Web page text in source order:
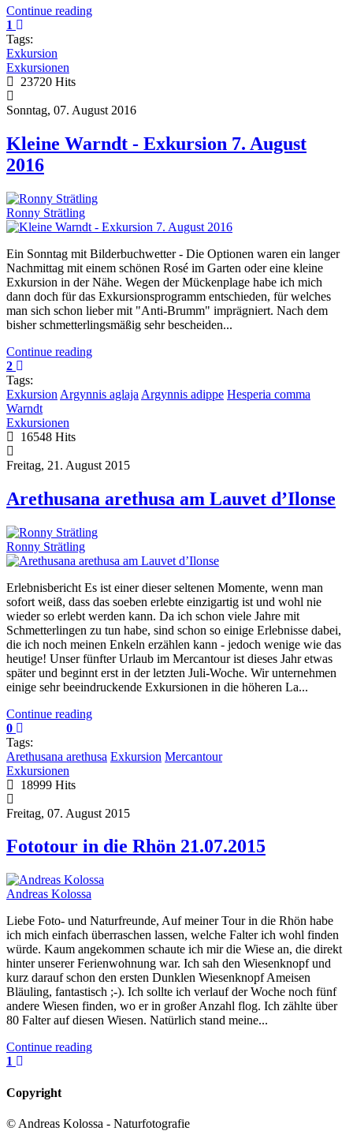
Continue reading
1
Tags:
Exkursion
Exkursionen
23720 Hits
Sonntag, 07. August 2016
Kleine Warndt - Exkursion 7. August
2016
Ronny Strätling
Ein Sonntag mit Bilderbuchwetter - Die Optionen waren ein langer
Nachmittag mit einem schönen Rosé im Garten oder eine kleine
Exkursion in der Nähe. Wegen der Mückenplage habe ich mich
dann doch für das Exkursionsprogramm entschieden, für welches
man sich schon lieber mit "Anti-Brumm" imprägniert. Nach dem
bisher schmetterlingsmäßig sehr bescheiden...
Continue reading
2
Tags:
Exkursion Argynnis aglaja Argynnis adippe Hesperia comma
Warndt
Exkursionen
16548 Hits
Freitag, 21. August 2015
Arethusana arethusa am Lauvet d’Ilonse
Ronny Strätling
Erlebnisbericht Es ist einer dieser seltenen Momente, wenn man
sofort weiß, dass das soeben erlebte einzigartig ist und wohl nie
wieder so erlebt werden kann. Da ich schon viele Jahre mit
Schmetterlingen zu tun habe, sind schon so einige Erlebnisse dabei,
die ich noch meinen Enkeln erzählen kann - jedoch wenige wie das
heutige! Unser fünfter Urlaub im Mercantour ist dieses Jahr etwas
später und beginnt erst in der letzten Juli-Woche. Wir unternehmen
einige sehr beeindruckende Exkursionen in die höheren La...
Continue reading
0
Tags:
Arethusana arethusa Exkursion Mercantour
Exkursionen
18999 Hits
Freitag, 07. August 2015
Fototour in die Rhön 21.07.2015
Andreas Kolossa
Liebe Foto- und Naturfreunde, Auf meiner Tour in die Rhön habe
ich mich einfach überraschen lassen, welche Falter ich wohl finden
würde. Kaum angekommen schaute ich mir die Wiese an, die direkt
hinter unserer Ferienwohnung war. Ich sah den Wiesenknopf und
kurz darauf schon den ersten Dunklen Wiesenknopf Ameisen
Bläuling, fantastisch ;-). Ich sollte ich verlauf der Woche noch fünf
andere Wiesen finden, wo er in großer Anzahl flog. Ich zählte über
80 Falter auf diesen Wiesen. Natürlich stand meine...
Continue reading
1
Copyright
© Andreas Kolossa - Naturfotografie